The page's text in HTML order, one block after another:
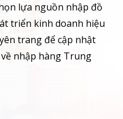
lựa nguồn nhập đồ
triển kinh doanh hiệu
trang để cập nhật
nhập hàng Trung